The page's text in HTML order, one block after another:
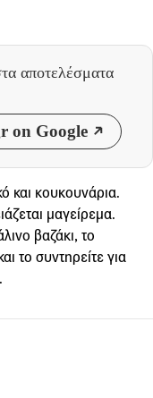
αποτελέσματα
on Google
και κουκουνάρια.
μαγείρεμα.
βαζάκι, το
το συντηρείτε για